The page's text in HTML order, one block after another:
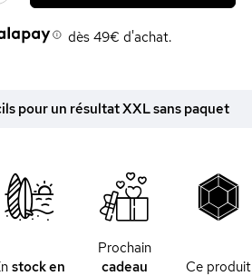
dès 49€ d'achat.
pour un résultat XXL sans paquet
stock en
Prochain
cadeau
Ce produit